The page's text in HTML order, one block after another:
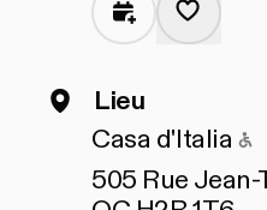
Lieu
Casa d'Italia
505 Rue